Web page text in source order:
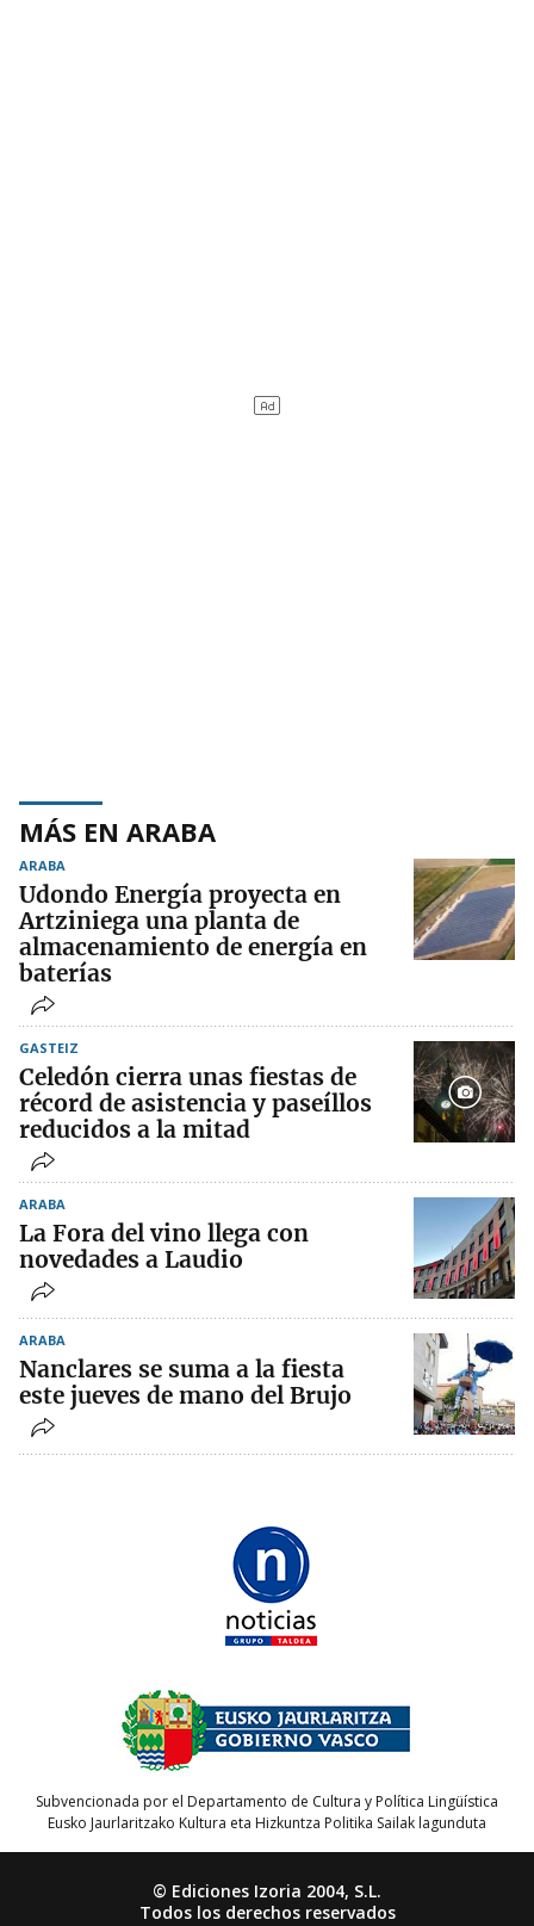
MÁS EN ARABA
ARABA
Udondo Energía proyecta en
Artziniega una planta de
almacenamiento de energía en
baterías
GASTEIZ
Celedón cierra unas fiestas de
récord de asistencia y paseíllos
reducidos a la mitad
ARABA
La Fora del vino llega con
novedades a Laudio
ARABA
Nanclares se suma a la fiesta
este jueves de mano del Brujo
Subvencionada por el Departamento de Cultura y Política Lingüística
Eusko Jaurlaritzako Kultura eta Hizkuntza Politika Sailak lagunduta
© Ediciones Izoria 2004, S.L.
Todos los derechos reservados